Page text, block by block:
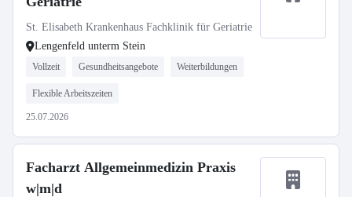
St. Elisabeth Krankenhaus Fachklinik für Geriatrie
Lengenfeld unterm Stein
Vollzeit Gesundheitsangebote Weiterbildungen
Flexible Arbeitszeiten
25.07.2026
Facharzt Allgemeinmedizin Praxis
w|m|d